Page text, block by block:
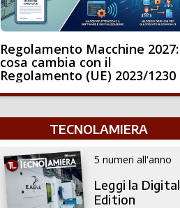
Regolamento Macchine 2027:
cosa cambia con il
Regolamento (UE) 2023/1230
TECNOLAMIERA
5 numeri all'anno
Leggi la Digital
Edition